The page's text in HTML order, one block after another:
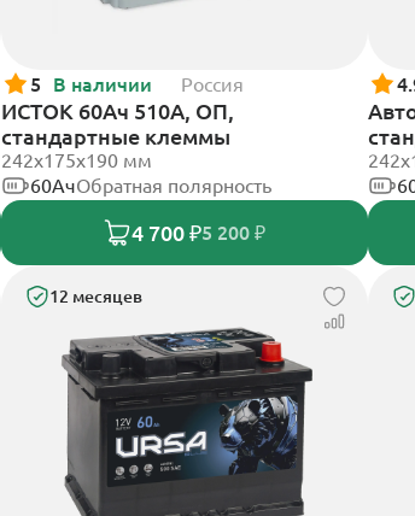
5 В наличии Россия
ИСТОК 60Ач 510А, ОП,
стандартные клеммы
242x175x190 мм
60АчОбратная полярность
4 700 ₽5 200 ₽
12 месяцев